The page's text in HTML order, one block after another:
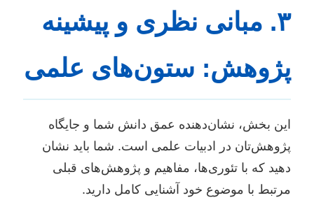
۳. مبانی نظری و پیشینه
پژوهش: ستون‌های علمی
این بخش، نشان‌دهنده عمق دانش شما و جایگاه
پژوهش‌تان در ادبیات علمی است. شما باید نشان
دهید که با تئوری‌ها، مفاهیم و پژوهش‌های قبلی
مرتبط با موضوع خود آشنایی کامل دارید.